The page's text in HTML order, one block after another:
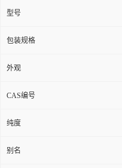
型号
包装规格
外观
CAS编号
纯度
别名